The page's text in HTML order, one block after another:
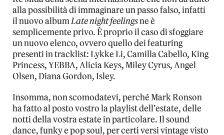
alla possibilità di immaginare un passo falso, infatti
il nuovo albumLate night feelingsne è
semplicemente privo. È proprio il caso di sfoggiare
un nuovo elenco, ovvero quello dei featuring
presenti in tracklist: Lykke Li, Camilla Cabello, King
Princess, YEBBA, Alicia Keys, Miley Cyrus, Angel
Olsen, Diana Gordon, Isley.
Insomma, non scomodatevi, perché Mark Ronson
ha fatto al posto vostro la playlist dell’estate, delle
notti della vostra estate in particolare. Il sound
dance, funky e pop soul, per certi versi vintage visto